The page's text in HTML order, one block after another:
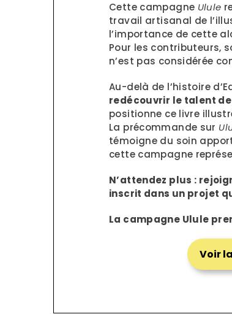
Cette campagne Ulule
travail artisanal de
l’importance de cette
Pour les contributeurs,
n’est pas considérée
Au-delà de l’histoire
redécouvrir le talent
positionne ce livre
La précommande sur
témoigne du soin
cette campagne
N’attendez plus :
inscrit dans un projet
La campagne Ulule
Voir